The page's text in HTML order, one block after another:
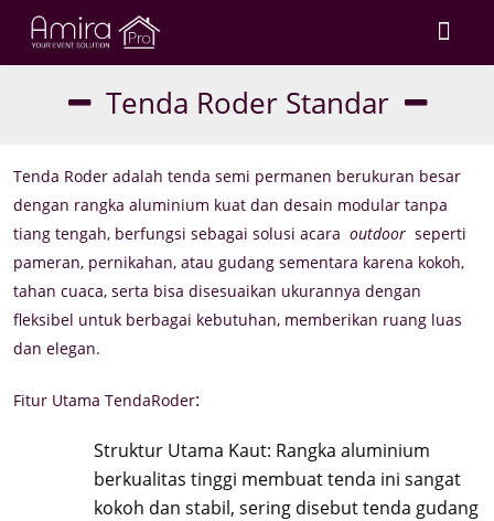
Tenda Roder Standar
Tenda Roder adalah tenda semi permanen berukuran besar
dengan rangka aluminium kuat dan desain modular tanpa
tiang tengah, berfungsi sebagai solusi acara outdoor seperti
pameran, pernikahan, atau gudang sementara karena kokoh,
tahan cuaca, serta bisa disesuaikan ukurannya dengan
fleksibel untuk berbagai kebutuhan, memberikan ruang luas
dan elegan.
Fitur Utama TendaRoder:
Struktur Utama Kaut: Rangka aluminium
berkualitas tinggi membuat tenda ini sangat
kokoh dan stabil, sering disebut tenda gudang